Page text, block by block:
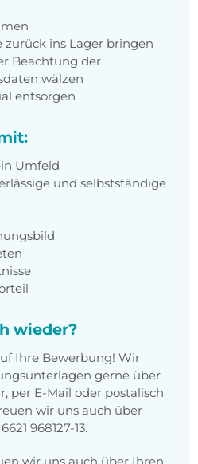
zurück ins Lager bringen
Beachtung der
wälzen
entsorgen
Umfeld
und selbstständige
wieder?
Ihre Bewerbung! Wir
gerne über
per E-Mail oder postalisch
wir uns auch über
968127-13.